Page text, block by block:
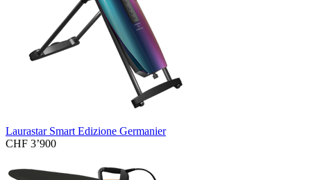
Laurastar Smart Edizione Germanier
CHF 3’900